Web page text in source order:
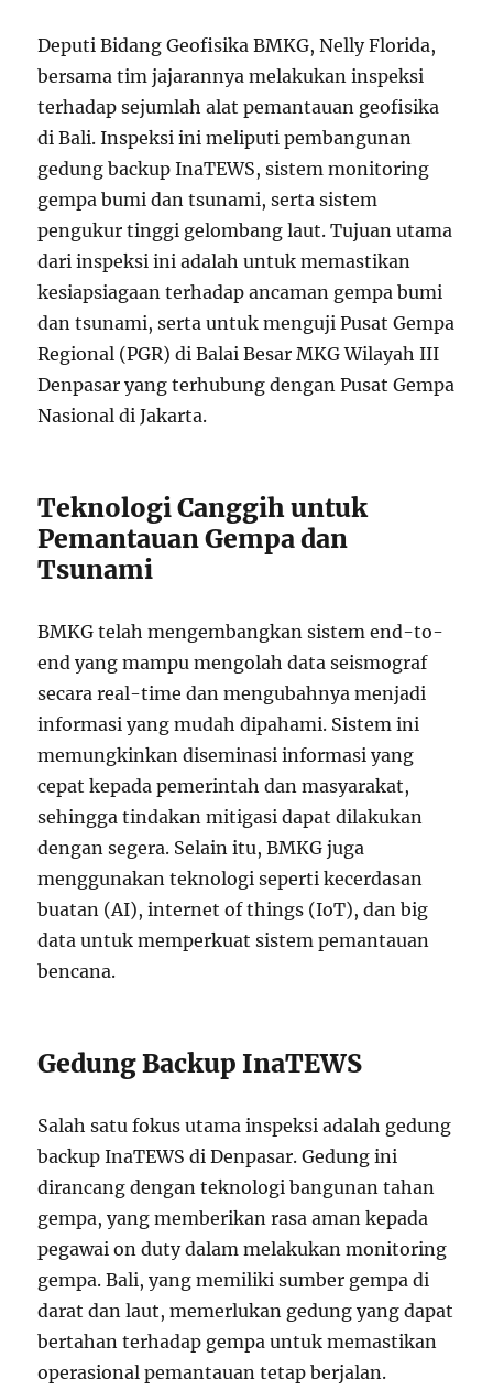
Deputi Bidang Geofisika BMKG, Nelly Florida,
bersama tim jajarannya melakukan inspeksi
terhadap sejumlah alat pemantauan geofisika
di Bali. Inspeksi ini meliputi pembangunan
gedung backup InaTEWS, sistem monitoring
gempa bumi dan tsunami, serta sistem
pengukur tinggi gelombang laut. Tujuan utama
dari inspeksi ini adalah untuk memastikan
kesiapsiagaan terhadap ancaman gempa bumi
dan tsunami, serta untuk menguji Pusat Gempa
Regional (PGR) di Balai Besar MKG Wilayah III
Denpasar yang terhubung dengan Pusat Gempa
Nasional di Jakarta.
Teknologi Canggih untuk
Pemantauan Gempa dan
Tsunami
BMKG telah mengembangkan sistem end-to-
end yang mampu mengolah data seismograf
secara real-time dan mengubahnya menjadi
informasi yang mudah dipahami. Sistem ini
memungkinkan diseminasi informasi yang
cepat kepada pemerintah dan masyarakat,
sehingga tindakan mitigasi dapat dilakukan
dengan segera. Selain itu, BMKG juga
menggunakan teknologi seperti kecerdasan
buatan (AI), internet of things (IoT), dan big
data untuk memperkuat sistem pemantauan
bencana.
Gedung Backup InaTEWS
Salah satu fokus utama inspeksi adalah gedung
backup InaTEWS di Denpasar. Gedung ini
dirancang dengan teknologi bangunan tahan
gempa, yang memberikan rasa aman kepada
pegawai on duty dalam melakukan monitoring
gempa. Bali, yang memiliki sumber gempa di
darat dan laut, memerlukan gedung yang dapat
bertahan terhadap gempa untuk memastikan
operasional pemantauan tetap berjalan.